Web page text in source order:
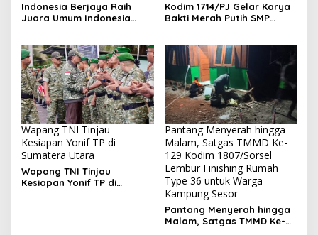
Indonesia Berjaya Raih
Juara Umum Indonesia
Championships 2026
Kodim 1714/PJ Gelar Karya
Bakti Merah Putih SMP
Wapang TNI Tinjau
Kesiapan Yonif TP di
Sumatera Utara
Wapang TNI Tinjau
Kesiapan Yonif TP di
Pantang Menyerah hingga
Malam, Satgas TMMD Ke-
129 Kodim 1807/Sorsel
Lembur Finishing Rumah
Type 36 untuk Warga
Kampung Sesor
Pantang Menyerah hingga
Malam, Satgas TMMD Ke-